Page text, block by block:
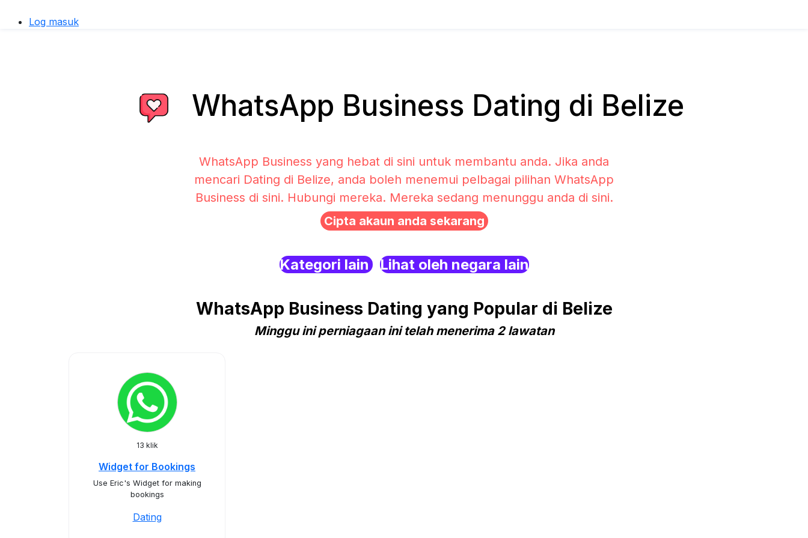
Log masuk
WhatsApp Business Dating di Belize
WhatsApp Business yang hebat di sini untuk membantu anda. Jika anda
mencari Dating di Belize, anda boleh menemui pelbagai pilihan WhatsApp
Business di sini. Hubungi mereka. Mereka sedang menunggu anda di sini.
Cipta akaun anda sekarang
Kategori lain Lihat oleh negara lain
WhatsApp Business Dating yang Popular di Belize
Minggu ini perniagaan ini telah menerima 2 lawatan
13 klik
Widget for Bookings
Use Eric's Widget for making
bookings
Dating